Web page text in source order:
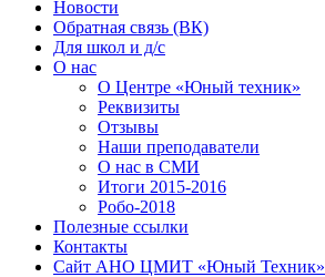
Новости
Обратная связь (ВК)
Для школ и д/с
О нас
О Центре «Юный техник»
Реквизиты
Отзывы
Наши преподаватели
О нас в СМИ
Итоги 2015-2016
Робо-2018
Полезные ссылки
Контакты
Сайт АНО ЦМИТ «Юный Техник»